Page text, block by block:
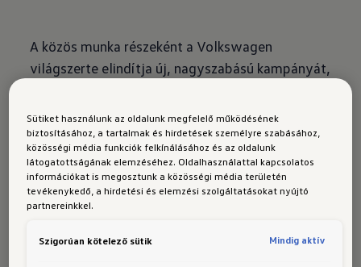
A közös munka részeként a Volkswagen
világszerte elindítja új, nagyszabású kampányát,
reklámfilm
– mely fokozza a várakozást az új
animációs kaland iránt. A 30 másodperces
hirdetésben a Volkswagen modellek
„zootropolizált” stílusban tűnnek fel, hogy
tökéletesen illeszkedjenek a film világába, és
A reklámot számos platformon láthajták majd a
Sütiket használunk az oldalunk megfelelő működésének
biztosításához, a tartalmak és hirdetések személyre szabásához,
közösségi média funkciók felkínálásához és az oldalunk
látogatottságának elemzéséhez. Oldalhasználattal kapcsolatos
információkat is megosztunk a közösségi média területén
tevékenykedő, a hirdetési és elemzési szolgáltatásokat nyújtó
partnereinkkel.
Szigorúan kötelező sütik Mindig aktív